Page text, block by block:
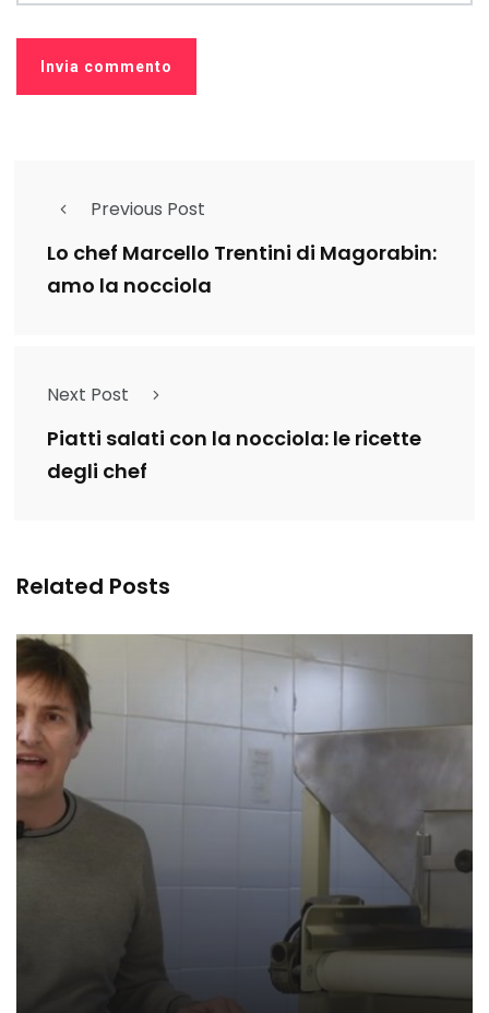
Previous Post
Lo chef Marcello Trentini di Magorabin:
amo la nocciola
Next Post
Piatti salati con la nocciola: le ricette
degli chef
Related Posts